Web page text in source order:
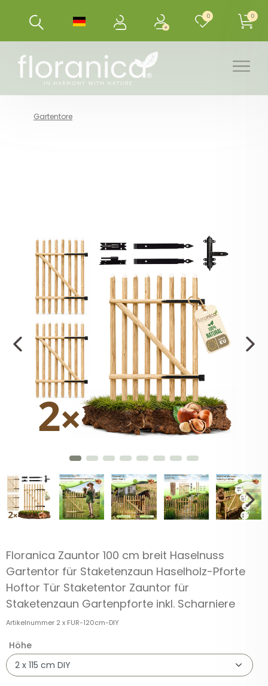
0 0
Gartentore
Floranica Zauntor 100 cm breit Haselnuss
Gartentor für Staketenzaun Haselholz-Pforte
Hoftor Tür Staketentor Zauntor für
Staketenzaun Gartenpforte inkl. Scharniere
Artikelnummer 2 x FUR-120cm-DIY
Höhe